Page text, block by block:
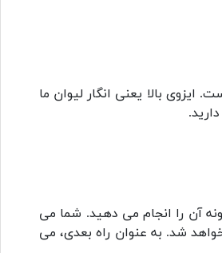
ایزوی بالا یعنی انگار لیوان ما
آن را انجام می دهید. شما می
شد. به عنوان راه بعدی، می